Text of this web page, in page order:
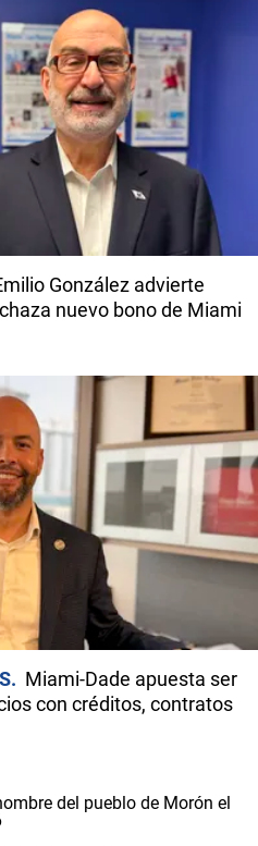
González advierte
nuevo bono de Miami
Miami-Dade apuesta ser
con créditos, contratos